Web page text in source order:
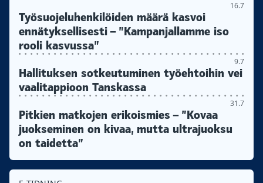
16.7
Työsuojeluhenkilöiden määrä kasvoi
ennätyksellisesti – ”Kampanjallamme iso
rooli kasvussa”
9.7
Hallituksen sotkeutuminen työehtoihin vei
vaalitappioon Tanskassa
31.7
Pitkien matkojen erikoismies – ”Kovaa
juokseminen on kivaa, mutta ultrajuoksu
on taidetta”